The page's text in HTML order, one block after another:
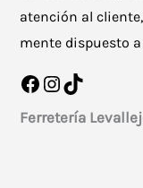
atención al
mente dispuesto
Facebook
Instagram
TikTok
Ferretería